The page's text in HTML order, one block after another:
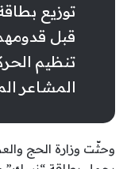
توزيع
قبل
تنظيم
المشاعر
وحثّت وزارة الحج